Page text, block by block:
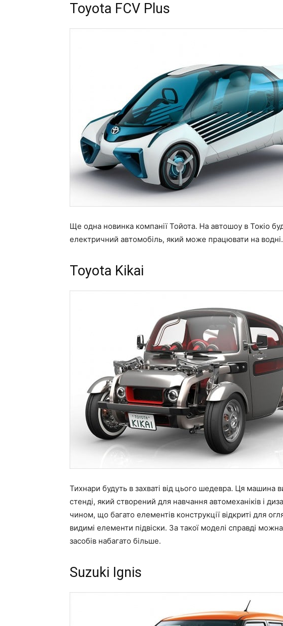
Toyota FCV Plus
Ще одна новинка компанії Тойота. На автошоу в Токіо
електричний автомобіль, який може працювати на водні.
Toyota Kikai
Тихнари будуть в захваті від цього шедевра. Ця машина
стенді, який створений для навчання автомеханіків і
чином, що багато елементів конструкції відкриті для
видимі елементи підвіски. За такої моделі справді
засобів набагато більше.
Suzuki Ignis